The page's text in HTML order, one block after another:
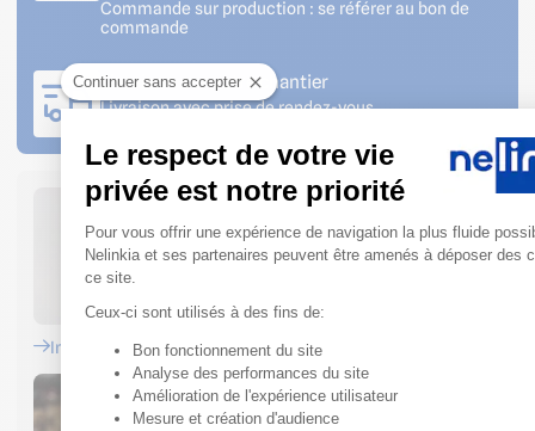
Commande sur production : se référer au bon de
commande
Livraison sur votre chantier
Livraison avec prise de rendez-vous
Installateurs
Continuer sans accepter
Le respect de votre vie
privée est notre priorité
Plateforme de Gestion du
Pour vous offrir une expérience de navigation la plus fluide
Nelinkia et ses partenaires peuvent être amenés à déposer des
ce site.
Ceux-ci sont utilisés à des fins de:
Bon fonctionnement du site
Analyse des performances du site
Amélioration de l'expérience utilisateur
Mesure et création d'audience
Axeptio consent